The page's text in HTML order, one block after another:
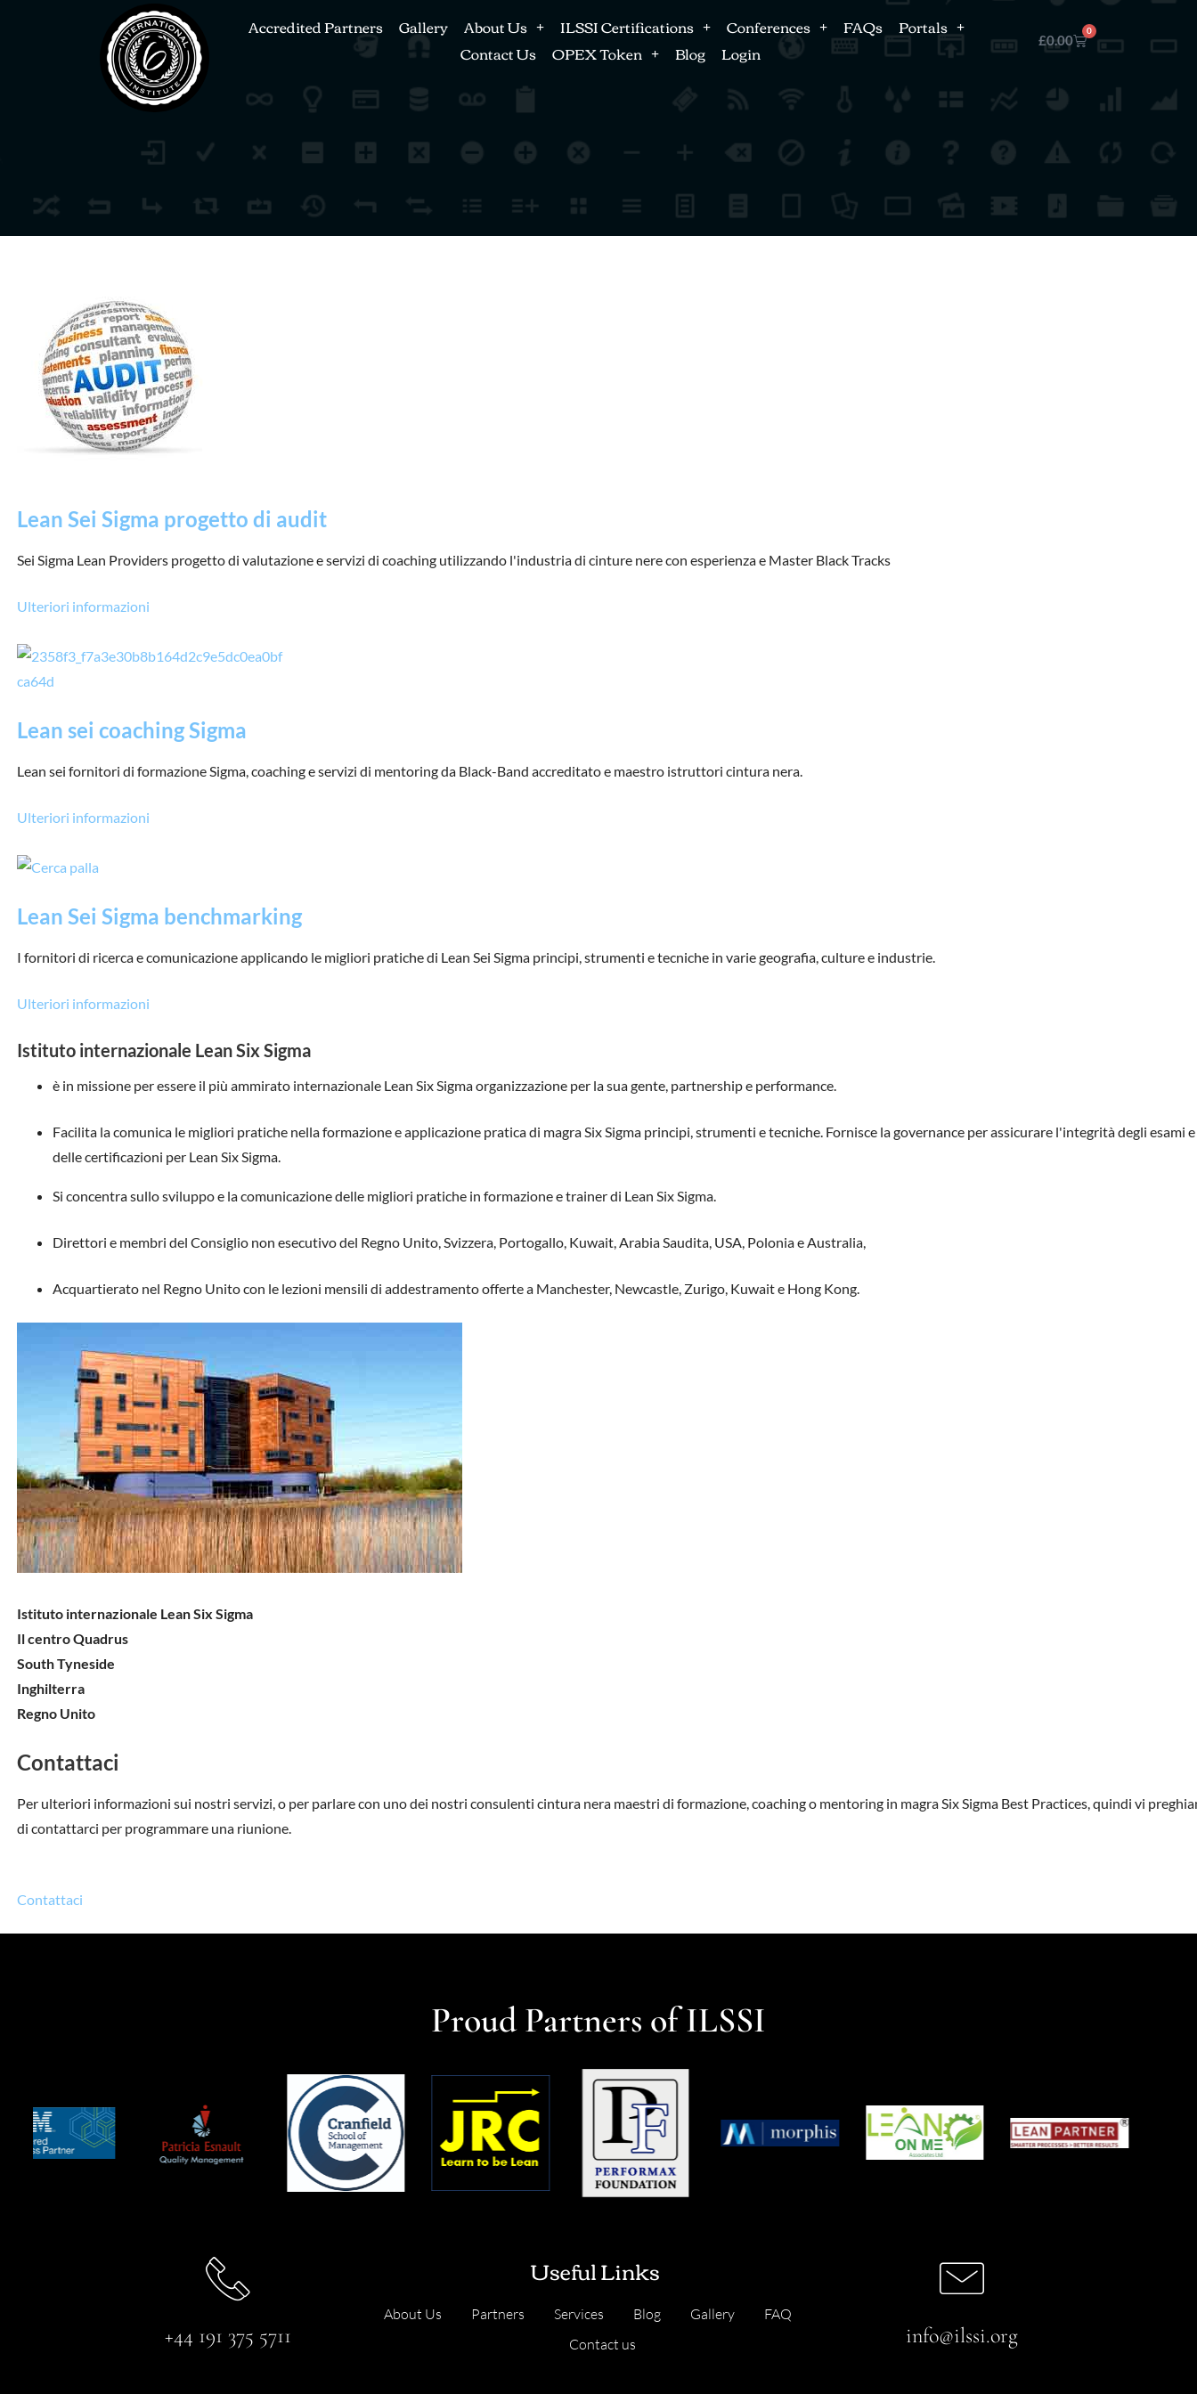
Accredited Partners Gallery About Us ILSSI Certifications Conferences FAQs
Portals
Contact Us
OPEX Token Blog Login £0.00
0
Lean Sei Sigma progetto di audit
Sei Sigma Lean Providers progetto di valutazione e servizi di coaching utilizzando l'industria di cinture nere con esperienza e Master Black Tracks
Ulteriori informazioni
Lean sei coaching Sigma
Lean sei fornitori di formazione Sigma, coaching e servizi di mentoring da Black-Band accreditato e maestro istruttori cintura nera.
Ulteriori informazioni
Lean Sei Sigma benchmarking
I fornitori di ricerca e comunicazione applicando le migliori pratiche di Lean Sei Sigma principi, strumenti e tecniche in varie geografia, culture e industrie.
Ulteriori informazioni
Istituto internazionale Lean Six Sigma
è in missione per essere il più ammirato internazionale Lean Six Sigma organizzazione per la sua gente, partnership e performance.
Facilita la comunica le migliori pratiche nella formazione e applicazione pratica di magra Six Sigma principi, strumenti e tecniche. Fornisce la governance per assicurare l'integrità degli esami e
delle certificazioni per Lean Six Sigma.
Si concentra sullo sviluppo e la comunicazione delle migliori pratiche in formazione e trainer di Lean Six Sigma.
Direttori e membri del Consiglio non esecutivo del Regno Unito, Svizzera, Portogallo, Kuwait, Arabia Saudita, USA, Polonia e Australia,
Acquartierato nel Regno Unito con le lezioni mensili di addestramento offerte a Manchester, Newcastle, Zurigo, Kuwait e Hong Kong.
Istituto internazionale Lean Six Sigma
Il centro Quadrus
South Tyneside
Inghilterra
Regno Unito
Contattaci
Per ulteriori informazioni sui nostri servizi, o per parlare con uno dei nostri consulenti cintura nera maestri di formazione, coaching o mentoring in magra Six Sigma Best Practices, quindi vi
di contattarci per programmare una riunione.
Contattaci
Proud Partners of ILSSI
+44 191 375 5711
Useful Links
About Us Partners Services Blog Gallery
FAQ
Contact us
info@ilssi.org